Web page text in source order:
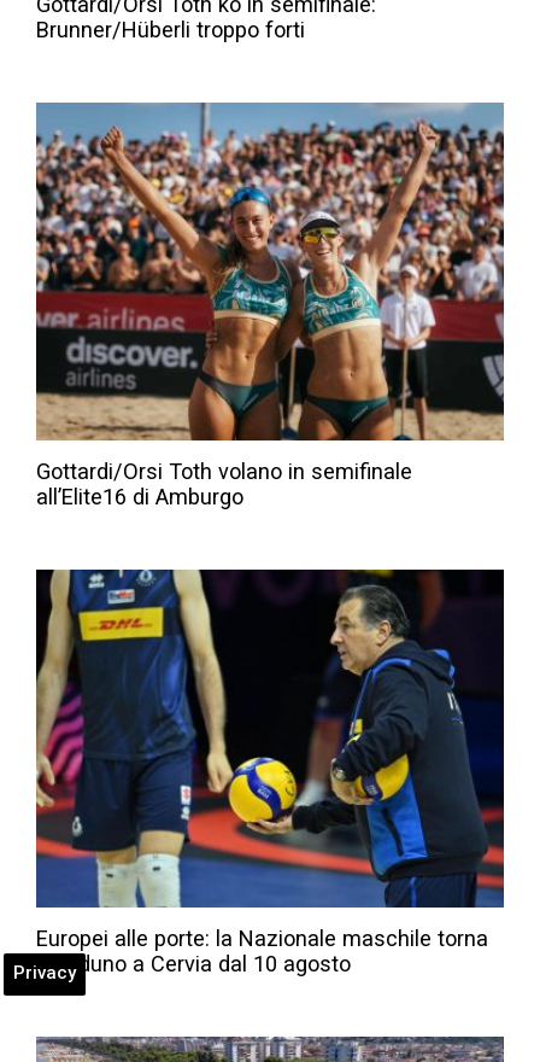
Brunner/Hüberli troppo forti
Gottardi/Orsi Toth volano in semifinale
all’Elite16 di Amburgo
Europei alle porte: la Nazionale maschile torna
in raduno a Cervia dal 10 agosto
Privacy